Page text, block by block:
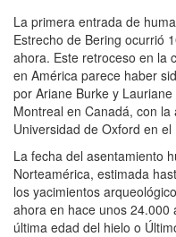
La primera entrada de
Estrecho de Bering ocurrió
ahora. Este retroceso en la
en América parece haber
por Ariane Burke y
Montreal en Canadá, con
Universidad de Oxford en el
La fecha del asentamiento
Norteamérica, estimada
los yacimientos
ahora en hace unos 24.000
última edad del hielo o